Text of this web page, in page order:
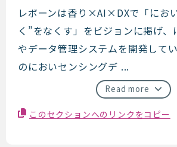
レボーン
レボーンは香り​×AI×DXで「にお
く”をなくす」をビジョンに掲げ、
やデータ管理システムを開発して
のにおいセンシングデ ...
Read more
このセクションへのリンクをコピー